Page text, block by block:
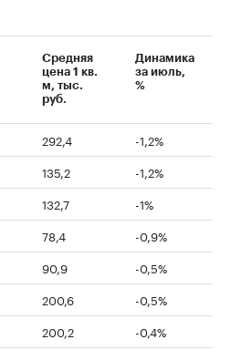
Средняя
цена 1 кв.
м, тыс.
руб.
Динамика
за июль,
%
292,4
-1,2%
135,2
-1,2%
132,7
-1%
78,4
-0,9%
90,9
-0,5%
200,6
-0,5%
200,2
-0,4%